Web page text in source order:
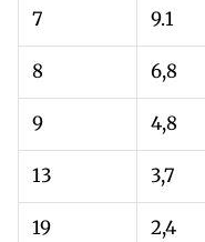
7 9.1
8 6,8
9 4,8
13 3,7
19 2,4